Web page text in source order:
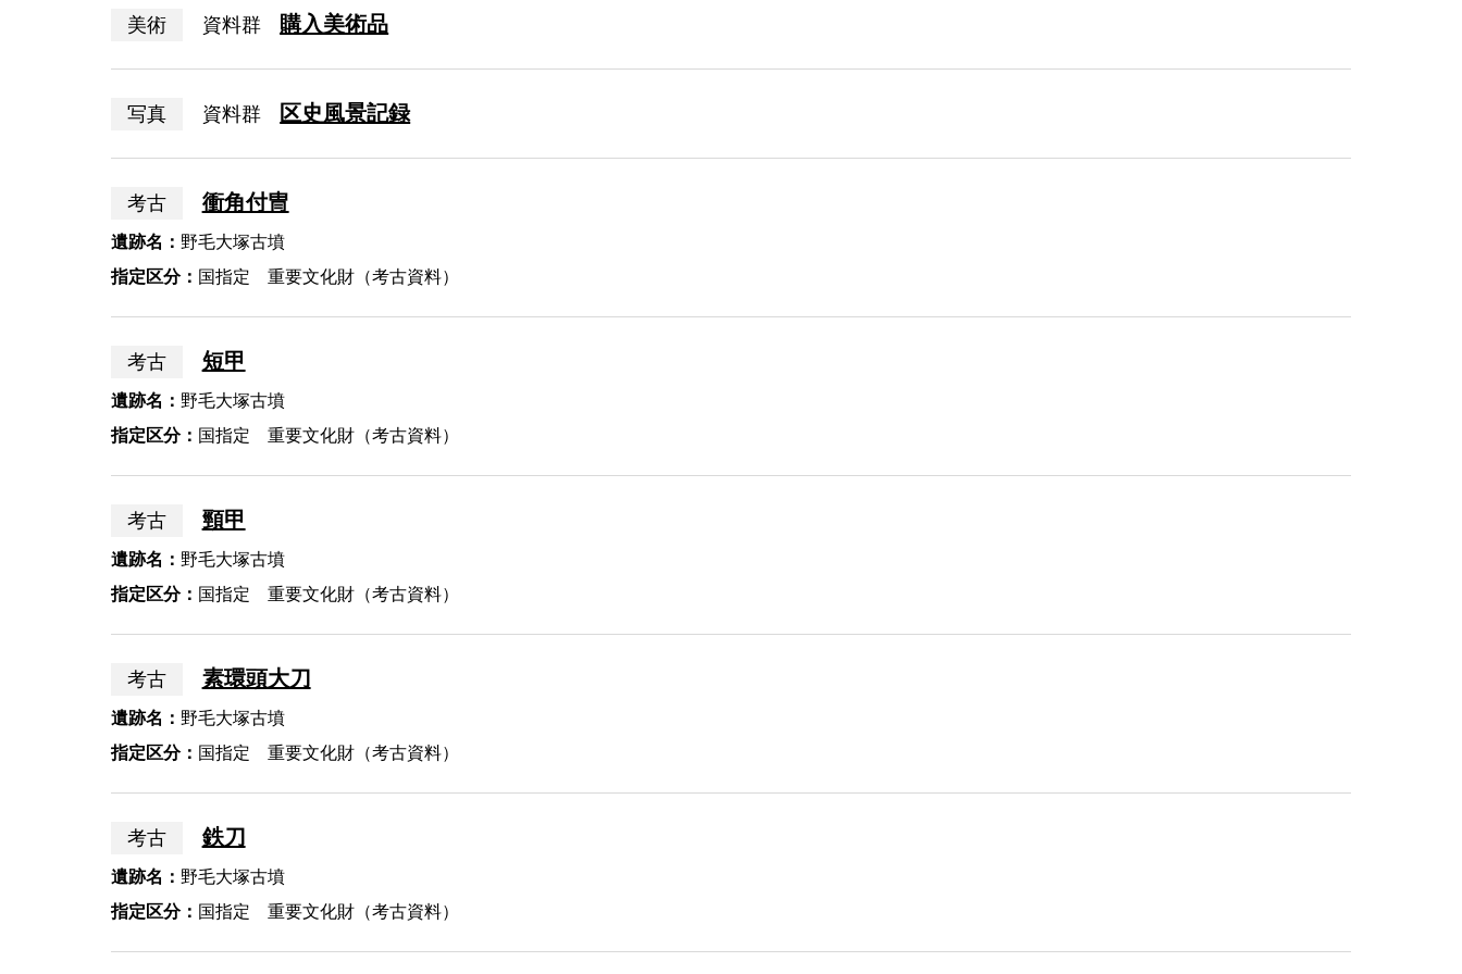
美術 資料群 購入美術品
写真 資料群 区史風景記録
考古 衝角付冑
遺跡名： 野毛大塚古墳
指定区分： 国指定 重要文化財（考古資料）
考古 短甲
遺跡名： 野毛大塚古墳
指定区分： 国指定 重要文化財（考古資料）
考古 頸甲
遺跡名： 野毛大塚古墳
指定区分： 国指定 重要文化財（考古資料）
考古 素環頭大刀
遺跡名： 野毛大塚古墳
指定区分： 国指定 重要文化財（考古資料）
考古 鉄刀
遺跡名： 野毛大塚古墳
指定区分： 国指定 重要文化財（考古資料）